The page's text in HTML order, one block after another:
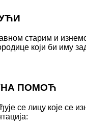
старим и
који би иму
ПОМОЋ
се лицу које се